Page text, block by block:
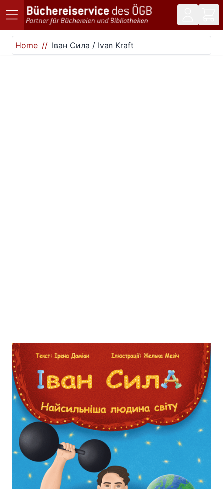
Direkt zum Inhalt
Home
Iван Сила / Ivan Kraft
Iван Сила / Ivan Kraft
Zur Wunschliste hinzufügen
найсильніша людина світу / der stärkste Mensch
der Welt
Irena Damian